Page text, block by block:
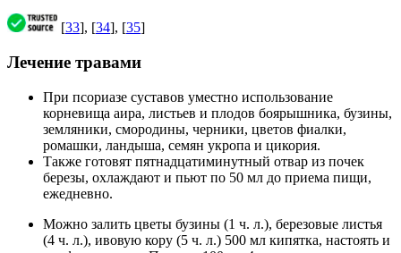
[33], [34], [35]
Лечение травами
При псориазе суставов уместно использование
корневища аира, листьев и плодов боярышника, бузины,
земляники, смородины, черники, цветов фиалки,
ромашки, ландыша, семян укропа и цикория.
Также готовят пятнадцатиминутный отвар из почек
березы, охлаждают и пьют по 50 мл до приема пищи,
ежедневно.
Можно залить цветы бузины (1 ч. л.), березовые листья
(4 ч. л.), ивовую кору (5 ч. л.) 500 мл кипятка, настоять и